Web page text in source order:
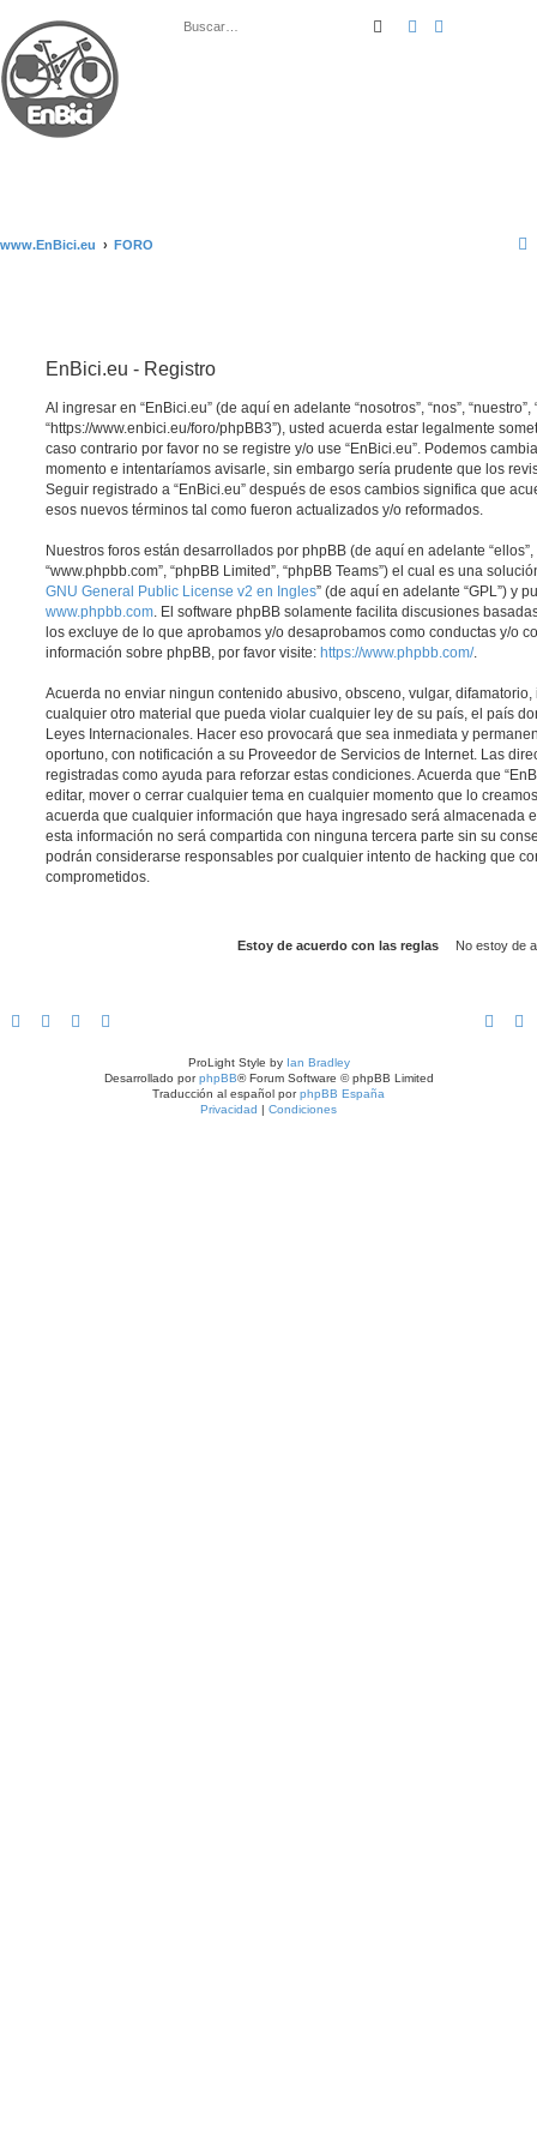
BuscarBúsqueda
www.EnBici.eu FORO
EnBici.eu - Registro
Al ingresar en “EnBici.eu” (de aquí en adelante “nosotros”, “nos”, “nuestro”,
“https://www.enbici.eu/foro/phpBB3”), usted acuerda estar legalmente
caso contrario por favor no se registre y/o use “EnBici.eu”. Podemos
momento e intentaríamos avisarle, sin embargo sería prudente que los
Seguir registrado a “EnBici.eu” después de esos cambios significa que
esos nuevos términos tal como fueron actualizados y/o reformados.
Nuestros foros están desarrollados por phpBB (de aquí en adelante “ellos”,
“www.phpbb.com”, “phpBB Limited”, “phpBB Teams”) el cual es una
GNU General Public License v2 en Ingles” (de aquí en adelante “GPL”) y
www.phpbb.com . El software phpBB solamente facilita discusiones
los excluye de lo que aprobamos y/o desaprobamos como conductas y/o
información sobre phpBB, por favor visite: https://www.phpbb.com/.
Acuerda no enviar ningun contenido abusivo, obsceno, vulgar,
cualquier otro material que pueda violar cualquier ley de su país, el país
Leyes Internacionales. Hacer eso provocará que sea inmediata y
oportuno, con notificación a su Proveedor de Servicios de Internet. Las
registradas como ayuda para reforzar estas condiciones. Acuerda que
editar, mover o cerrar cualquier tema en cualquier momento que lo
acuerda que cualquier información que haya ingresado será almacenada
esta información no será compartida con ninguna tercera parte sin su
podrán considerarse responsables por cualquier intento de hacking que
comprometidos.
ProLight Style by Ian Bradley
Desarrollado porphpBB® Forum Software © phpBB Limited
Traducción al español porphpBB España
Privacidad | Condiciones